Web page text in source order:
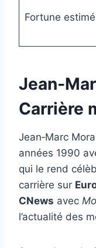
Fortune
Carrière
Jean‑Marc
années 1990
qui le rend
carrière sur
CNews avec
l’actualité des